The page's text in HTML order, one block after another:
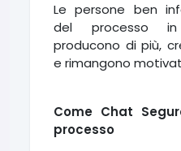
Le persone ben
del processo
producono di più,
e rimangono
Come Chat
processo